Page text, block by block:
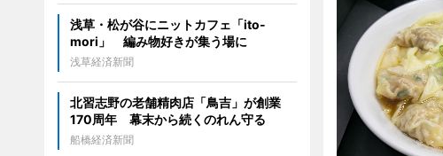
浅草・松が谷にニットカフェ「ito-
mori」 編み物好きが集う場に
浅草経済新聞
北習志野の老舗精肉店「鳥吉」が創業
170周年 幕末から続くのれん守る
船橋経済新聞